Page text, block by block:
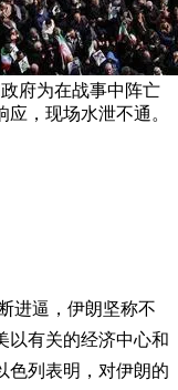
府为在战事中阵亡
，现场水泄不通。
进逼，伊朗坚称不
以有关的经济中心和
色列表明，对伊朗的